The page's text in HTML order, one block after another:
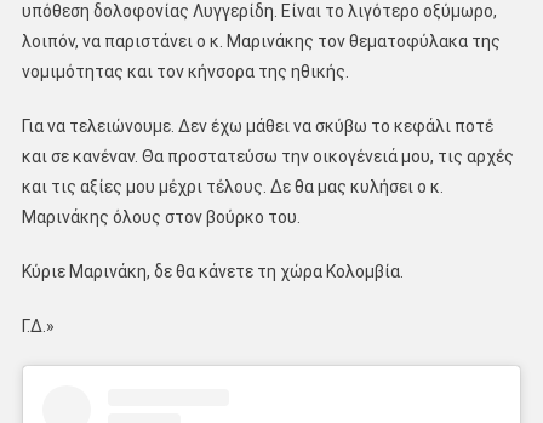
υπόθεση δολοφονίας Λυγγερίδη. Είναι το λιγότερο οξύμωρο,
λοιπόν, να παριστάνει ο κ. Μαρινάκης τον θεματοφύλακα της
νομιμότητας και τον κήνσορα της ηθικής.
Για να τελειώνουμε. Δεν έχω μάθει να σκύβω το κεφάλι ποτέ
και σε κανέναν. Θα προστατεύσω την οικογένειά μου, τις αρχές
και τις αξίες μου μέχρι τέλους. Δε θα μας κυλήσει ο κ.
Μαρινάκης όλους στον βούρκο του.
Κύριε Μαρινάκη, δε θα κάνετε τη χώρα Κολομβία.
Γ.Δ.»